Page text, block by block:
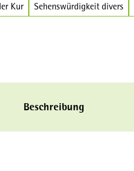
Kur Sehenswürdigkeit divers
Beschreibung